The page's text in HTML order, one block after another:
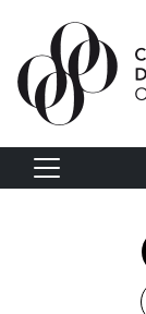
Vés al contingut
Navegació